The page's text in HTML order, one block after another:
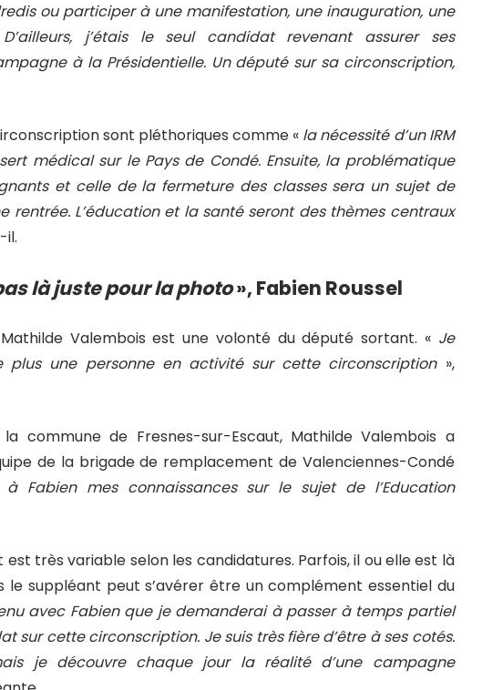
ou participer à une manifestation, une inauguration, une
j’étais le seul candidat revenant assurer ses
à la Présidentielle. Un député sur sa circonscription,
sont pléthoriques comme « la nécessité d’un IRM
médical sur le Pays de Condé. Ensuite, la problématique
et celle de la fermeture des classes sera un sujet de
rentrée. L’éducation et la santé seront des thèmes centraux
il.
là juste pour la photo», Fabien Roussel
Valembois est une volonté du député sortant. « Je
une personne en activité sur cette circonscription »,
commune de Fresnes-sur-Escaut, Mathilde Valembois a
de la brigade de remplacement de Valenciennes-Condé
Fabien mes connaissances sur le sujet de l’Education
est très variable selon les candidatures. Parfois, il ou elle est là
le suppléant peut s’avérer être un complément essentiel du
avec Fabien que je demanderai à passer à temps partiel
sur cette circonscription. Je suis très fière d’être à ses cotés.
je découvre chaque jour la réalité d’une campagne